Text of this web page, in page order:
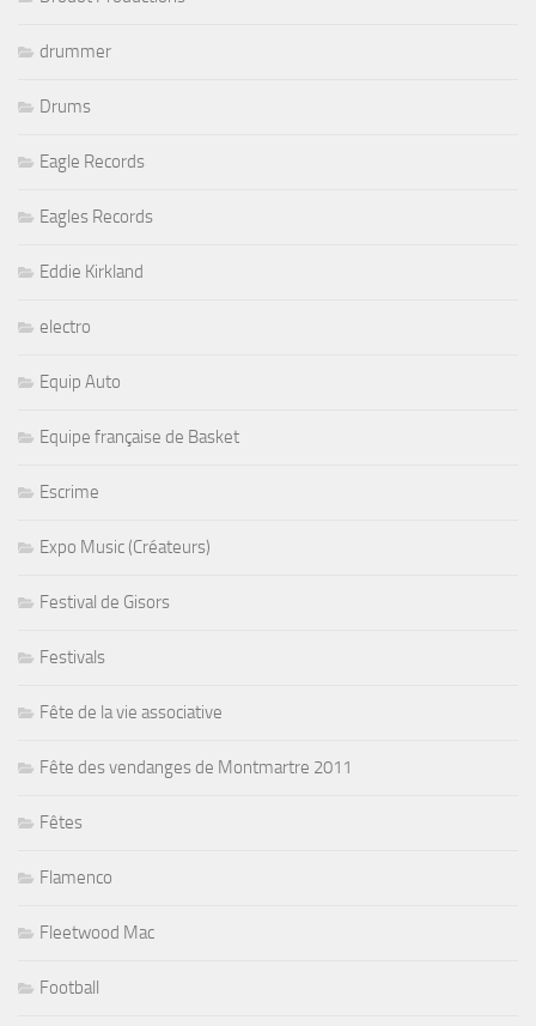
drummer
Drums
Eagle Records
Eagles Records
Eddie Kirkland
electro
Equip Auto
Equipe française de Basket
Escrime
Expo Music (Créateurs)
Festival de Gisors
Festivals
Fête de la vie associative
Fête des vendanges de Montmartre 2011
Fêtes
Flamenco
Fleetwood Mac
Football